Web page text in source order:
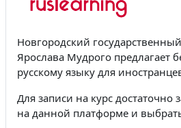
Новгородский
Ярослава Мудрого предлагает
русскому языку для
Для записи на курс достаточно
на данной платформе и